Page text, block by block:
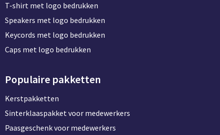
T-shirt met logo bedrukken
Speakers met logo bedrukken
Keycords met logo bedrukken
Caps met logo bedrukken
Populaire pakketten
Kerstpakketten
Sinterklaaspakket voor medewerkers
Paasgeschenk voor medewerkers